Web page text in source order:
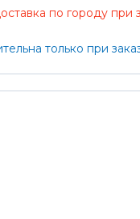
по городу при
только при